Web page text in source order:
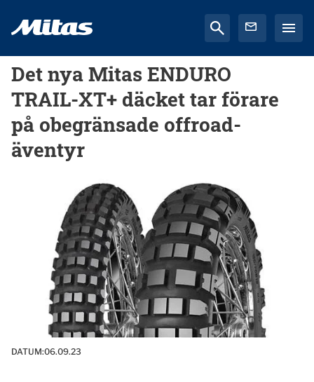
Det nya Mitas ENDURO
TRAIL-XT+ däcket tar förare
på obegränsade offroad-
äventyr
DATUM:06.09.23